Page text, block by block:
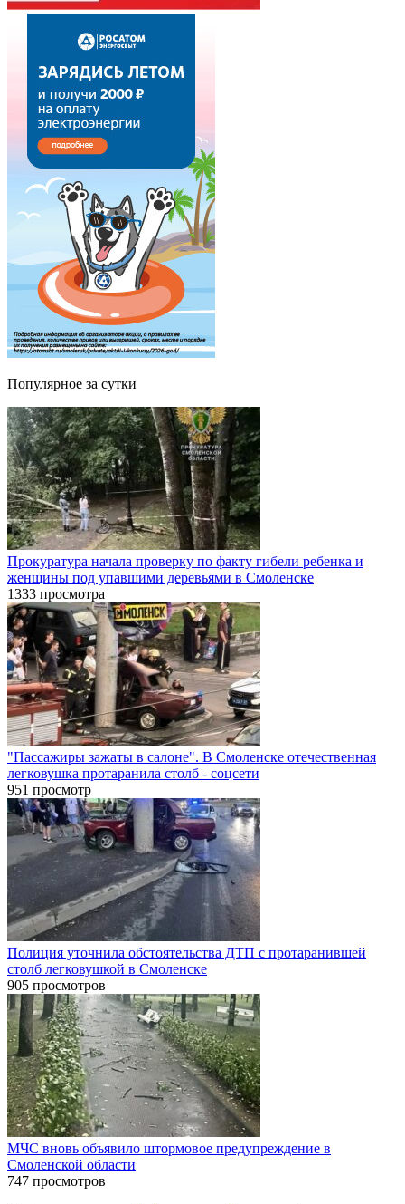
Популярное за сутки
Прокуратура начала проверку по факту гибели ребенка и
женщины под упавшими деревьями в Смоленске
1333 просмотра
"Пассажиры зажаты в салоне". В Смоленске отечественная
легковушка протаранила столб - соцсети
951 просмотр
Полиция уточнила обстоятельства ДТП с протаранившей
столб легковушкой в Смоленске
905 просмотров
МЧС вновь объявило штормовое предупреждение в
Смоленской области
747 просмотров